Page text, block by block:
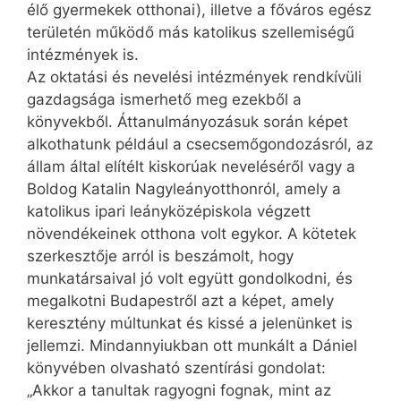
élő gyermekek otthonai), illetve a főváros egész
területén működő más katolikus szellemiségű
intézmények is.
Az oktatási és nevelési intézmények rendkívüli
gazdagsága ismerhető meg ezekből a
könyvekből. Áttanulmányozásuk során képet
alkothatunk például a csecsemőgondozásról, az
állam által elítélt kiskorúak neveléséről vagy a
Boldog Katalin Nagyleányotthonról, amely a
katolikus ipari leányközépiskola végzett
növendékeinek otthona volt egykor. A kötetek
szerkesztője arról is beszámolt, hogy
munkatársaival jó volt együtt gondolkodni, és
megalkotni Budapestről azt a képet, amely
keresztény múltunkat és kissé a jelenünket is
jellemzi. Mindannyiukban ott munkált a Dániel
könyvében olvasható szentírási gondolat:
„Akkor a tanultak ragyogni fognak, mint az